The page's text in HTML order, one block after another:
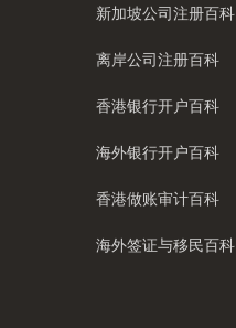
新加坡公司注册百科
离岸公司注册百科
香港银行开户百科
海外银行开户百科
香港做账审计百科
海外签证与移民百科